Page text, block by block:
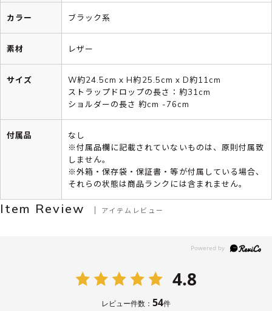
カラー ブラック系
素材 レザー
サイズ
W約24.5cm x H約25.5cm x D約11cm
ストラップドロップの長さ：約31cm
ショルダーの長さ 約cm -76cm
付属品
なし
※付属品欄に記載されていないものは、原則付属致
しません。
※外箱・保存袋・保証書・等が付属している場合、
それらの状態は商品ランクには含まれません。
Item Review アイテムレビュー
4.8
レビュー件数： 54件